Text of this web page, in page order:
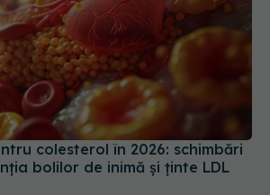
colesterol în 2026: schimbări
bolilor de inimă și ținte LDL